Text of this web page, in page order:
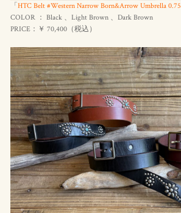
「 HTC Belt #Western Narrow Born&Arrow Umbrella 0.75
COLOR ： Black 、Light Brown 、Dark Brown
PRICE：￥ 70,400（税込 ）